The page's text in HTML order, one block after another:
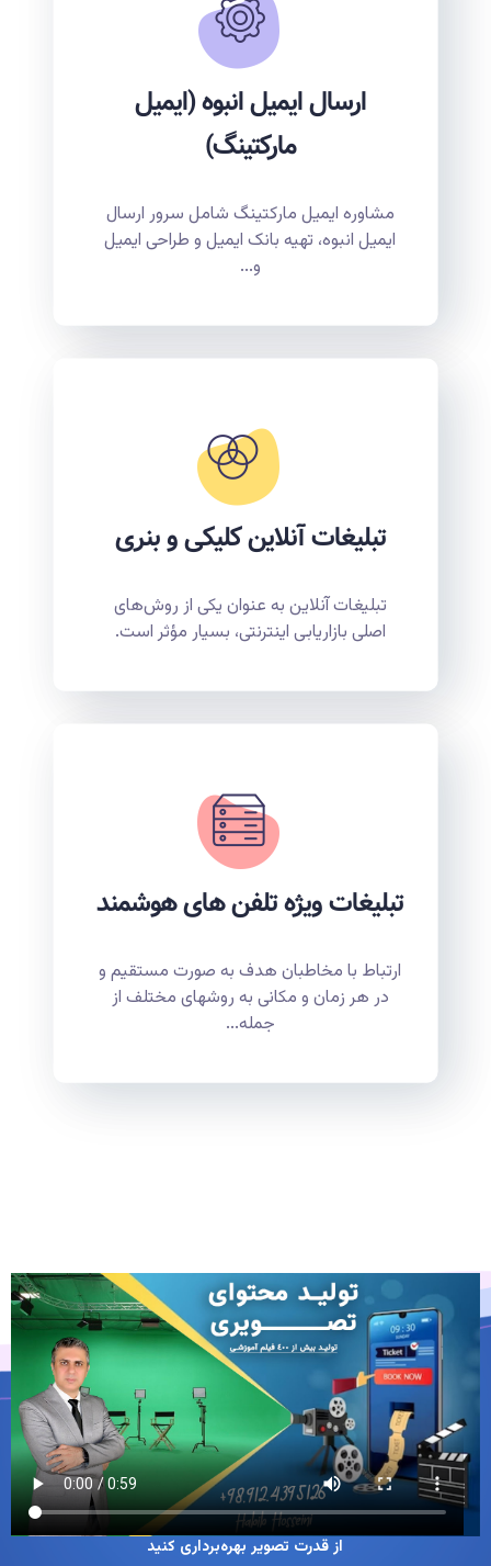
ارسال ایمیل انبوه (ایمیل
مارکتینگ)
مشاوره ایمیل مارکتینگ شامل سرور ارسال
ایمیل انبوه، تهیه بانک ایمیل و طراحی ایمیل
و...
تبلیغات آنلاین کلیکی و بنری
تبلیغات آنلاین به عنوان یکی از روش‌های
اصلی بازاریابی اینترنتی، بسیار مؤثر است.
تبلیغات ویژه تلفن های هوشمند
ارتباط با مخاطبان هدف به صورت مستقیم و
در هر زمان و مکانی به روشهای مختلف از
جمله...
از قدرت تصویر بهره‌برداری کنید